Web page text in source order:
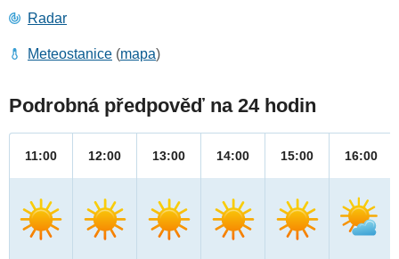
Radar
Meteostanice (mapa)
Podrobná předpověď na 24 hodin
11:00 12:00 13:00 14:00 15:00 16:00